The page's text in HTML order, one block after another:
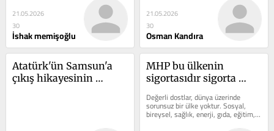
21.05.2026
30
İshak memişoğlu
21.05.2026
30
Osman Kandıra
Atatürk'ün Samsun'a
çıkış hikayesinin
MHP bu ülkenin
sigortasıdır sigorta
kalır!
Değerli dostlar, dünya üzerinde
sorunsuz bir ülke yoktur. Sosyal,
bireysel, sağlık, enerji, gıda, eğitim,
iletişim, savunma ve ekonomik...